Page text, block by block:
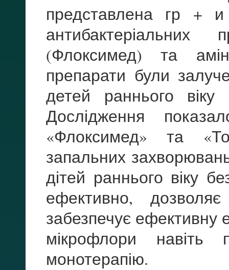
представлена гр +
антибактеріальних
(Флоксимед) та
препарати були
детей раннього віку
Дослідження
«Флоксимед» та
запальних
дітей раннього віку
ефективно,
забезпечує ефективну
мікрофлори навіть
монотерапію.